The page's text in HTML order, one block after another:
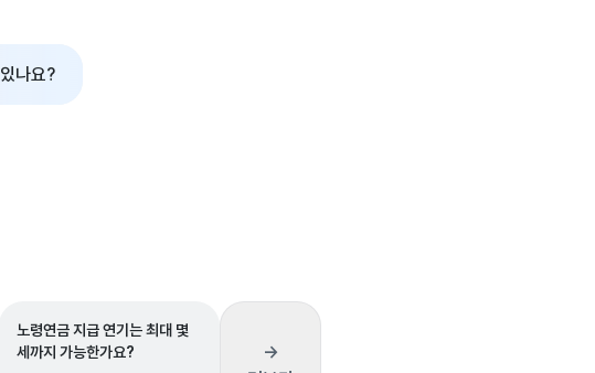
나요?
노령연금 지급 연기는 최대 몇
세까지 가능한가요?
→